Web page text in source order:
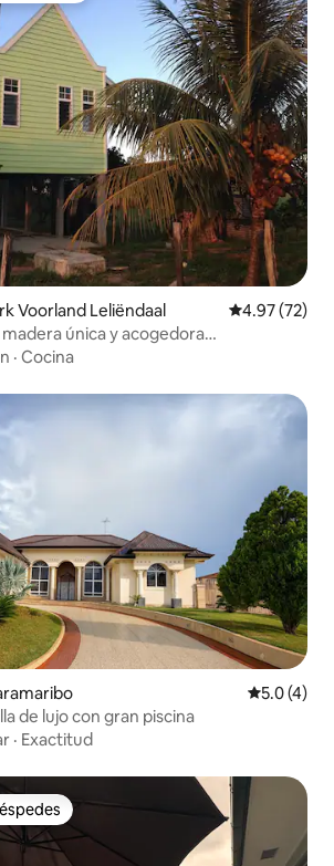
Voorland Leliëndaal Calificación
4.97 (72)
madera única y acogedora
· Cocina
5.0 (4)
de lujo con gran piscina
· Exactitud